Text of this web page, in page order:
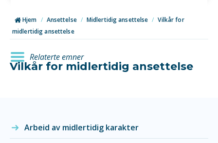
Hjem / Ansettelse / Midlertidig ansettelse / Vilkår for
midlertidig ansettelse
Relaterte emner
Vilkår for midlertidig ansettelse
Arbeid av midlertidig karakter